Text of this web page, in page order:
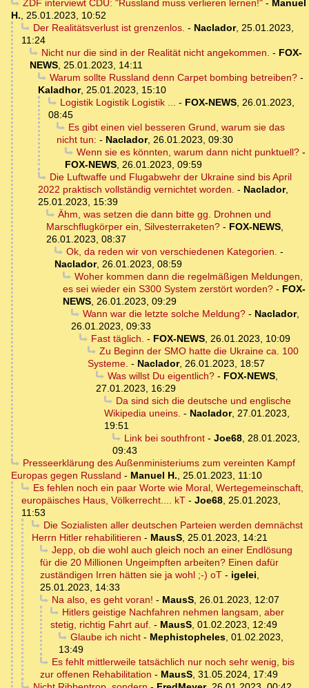
ZDF interviewt CDU: "Russland muss verlieren lernen!"- Manuel
H., 25.01.2023, 10:52
Der Realitätsverlust ist grenzenlos. - Naclador, 25.01.2023,
11:24
Nicht nur die sind in der Realität nicht angekommen. - FOX-
NEWS, 25.01.2023, 14:11
Warum sollte Russland denn Carpet bombing betreiben?-
Kaladhor, 25.01.2023, 15:10
Logistik Logistik Logistik ... - FOX-NEWS, 26.01.2023,
08:45
Es gibt einen viel besseren Grund, warum sie das
nicht tun: - Naclador, 26.01.2023, 09:30
Wenn sie es könnten, warum dann nicht punktuell?-
FOX-NEWS, 26.01.2023, 09:59
Die Luftwaffe und Flugabwehr der Ukraine sind bis April
2022 praktisch vollständig vernichtet worden. - Naclador,
25.01.2023, 15:39
Ähm, was setzen die dann bitte gg. Drohnen und
Marschflugkörper ein, Silvesterraketen? - FOX-NEWS,
26.01.2023, 08:37
Ok, da reden wir von verschiedenen Kategorien. -
Naclador, 26.01.2023, 08:59
Woher kommen dann die regelmäßigen Meldungen,
es sei wieder ein S300 System zerstört worden? - FOX-
NEWS, 26.01.2023, 09:29
Wann war die letzte solche Meldung?- Naclador,
26.01.2023, 09:33
Fast täglich. - FOX-NEWS, 26.01.2023, 10:09
Zu Beginn der SMO hatte die Ukraine ca. 100
Systeme. - Naclador, 26.01.2023, 18:57
Was willst Du eigentlich?- FOX-NEWS,
27.01.2023, 16:29
Da sind sich die deutsche und englische
Wikipedia uneins. - Naclador, 27.01.2023,
19:51
Link bei southfront- Joe68, 28.01.2023,
09:43
Presseerklärung des Außenministeriums zum vereinten Kampf
Europas gegen Russland - Manuel H., 25.01.2023, 11:10
Es fehlen noch ein paar Worte wie Moral, Wertegemeinschaft,
europäisches Haus, Völkerrecht.... kT - Joe68, 25.01.2023,
11:53
Die Sozialisten aller deutschen Parteien werden demnächst
Herrn Hitler rehabilitieren - MausS, 25.01.2023, 14:21
Jepp, ob die wohl auch gleich noch an einer Endlösung
für die 20 Millionen Ungeimpften arbeiten? Einen dafür
zuständigen Irren hätten sie ja wohl ;-) oT - igelei,
25.01.2023, 14:33
Na also, es geht voran! - MausS, 26.01.2023, 12:07
Hitlers geistige Nachfahren nehmen langsam, aber
stetig, richtig Fahrt auf. - MausS, 01.02.2023, 12:49
Glaube ich nicht- Mephistopheles, 01.02.2023,
13:49
Es fehlt mittlerweile tatsächlich nur noch sehr wenig, bis
zur offenen Rehabilitation - MausS, 31.05.2024, 17:49